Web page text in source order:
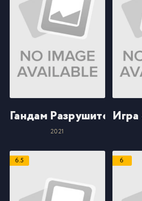
Гандам Разрушитель:
2021
6.5 6